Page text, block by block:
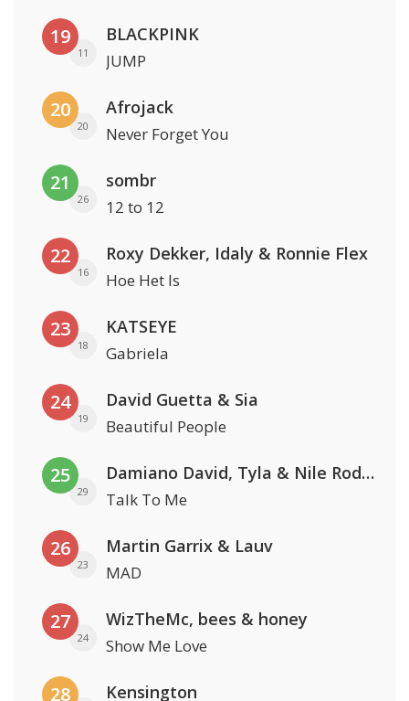
19
11
BLACKPINK
JUMP
20
20
Afrojack
Never Forget You
21
26
sombr
12 to 12
22
16
Roxy Dekker, Idaly & Ronnie Flex
Hoe Het Is
23
18
KATSEYE
Gabriela
24
19
David Guetta & Sia
Beautiful People
25
29
Damiano David, Tyla & Nile Rodgers
Talk To Me
26
23
Martin Garrix & Lauv
MAD
27
24
WizTheMc, bees & honey
Show Me Love
28 Kensington